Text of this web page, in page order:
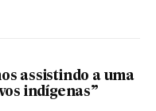
assistindo a uma
indígenas”